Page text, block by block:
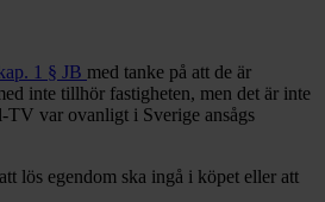
1 § JB med tanke på att de är
inte tillhör fastigheten, men det är inte
TV var ovanligt i Sverige ansågs
lös egendom ska ingå i köpet eller att